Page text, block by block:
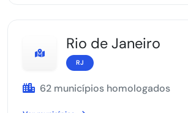
Rio de Janeiro
RJ
62 municípios homologados